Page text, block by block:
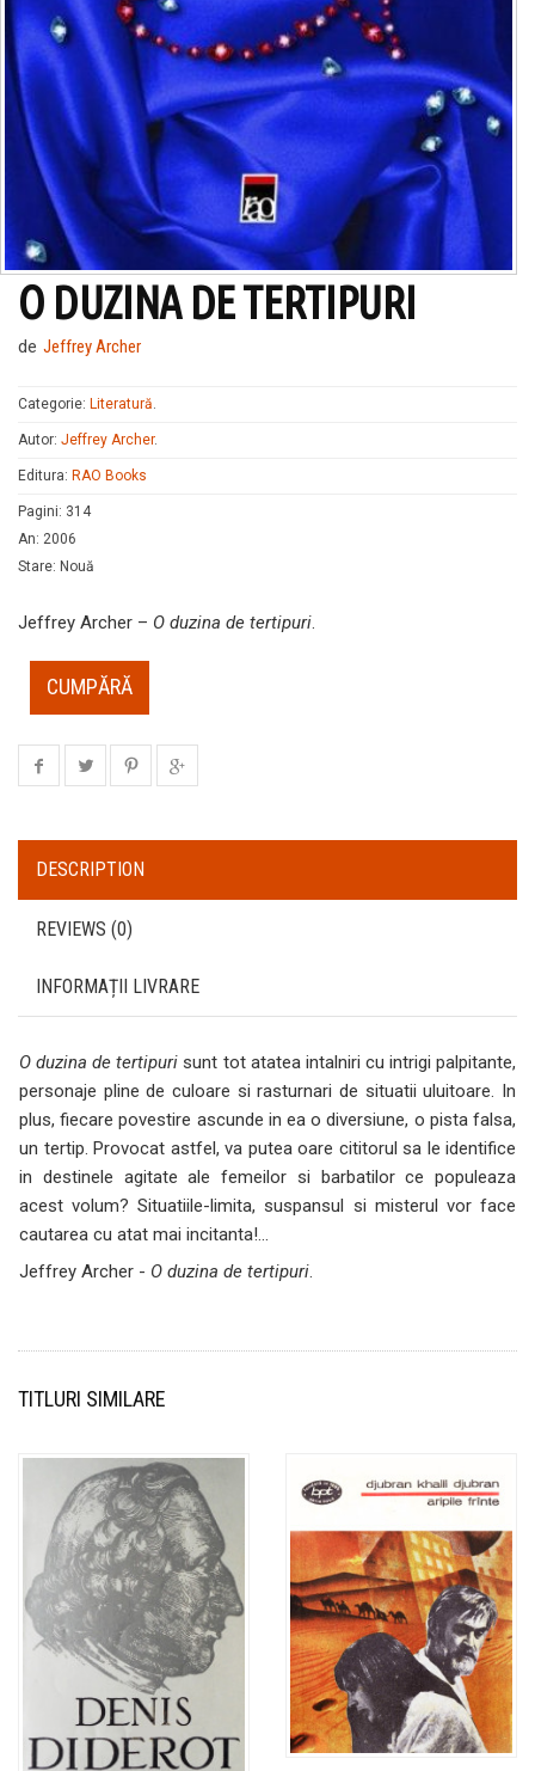
O DUZINA DE TERTIPURI
de Jeffrey Archer
Categorie: Literatură
Autor: Jeffrey Archer.
Editura: RAO Books
Pagini: 314
An: 2006
Stare: Nouă
Jeffrey Archer – O duzina de tertipuri
CUMPĂRĂ
DESCRIPTION
REVIEWS (0)
INFORMAȚII LIVRARE
O duzina de tertipuri sunt tot atatea intalniri cu intrigi palpitante,
personaje pline de culoare si rasturnari de situatii uluitoare. In
plus, fiecare povestire ascunde in ea o diversiune, o pista falsa,
un tertip. Provocat astfel, va putea oare cititorul sa le identifice
in destinele agitate ale femeilor si barbatilor ce populeaza
acest volum? Situatiile-limita, suspansul si misterul vor face
cautarea cu atat mai incitanta!…
Jeffrey Archer - O duzina de tertipuri
TITLURI SIMILARE